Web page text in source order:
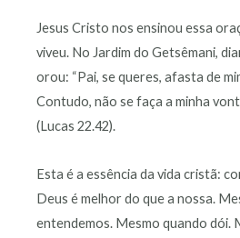
Jesus Cristo nos ensinou essa
viveu. No Jardim do Getsêmani,
orou: “Pai, se queres, afasta de
Contudo, não se faça a minha
(Lucas 22.42).
Esta é a essência da vida cristã:
Deus é melhor do que a nossa.
entendemos. Mesmo quando dói.